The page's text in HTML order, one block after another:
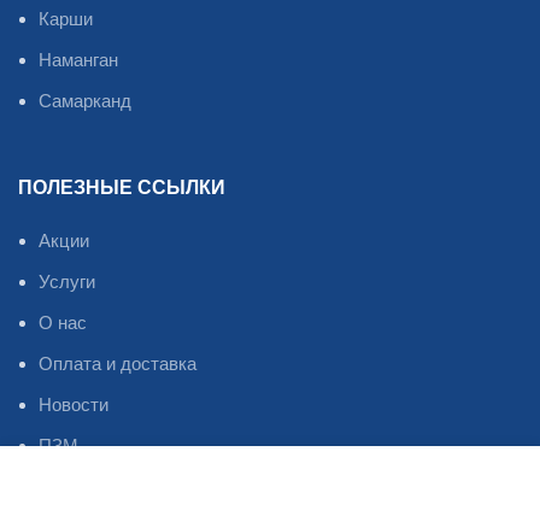
Карши
Наманган
Самарканд
ПОЛЕЗНЫЕ ССЫЛКИ
Акции
Услуги
О нас
Оплата и доставка
Новости
ПЗМ